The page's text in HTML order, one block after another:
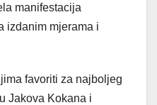
manifestacija
izdanim mjerama i
favoriti za najboljeg
Jakova Kokana i